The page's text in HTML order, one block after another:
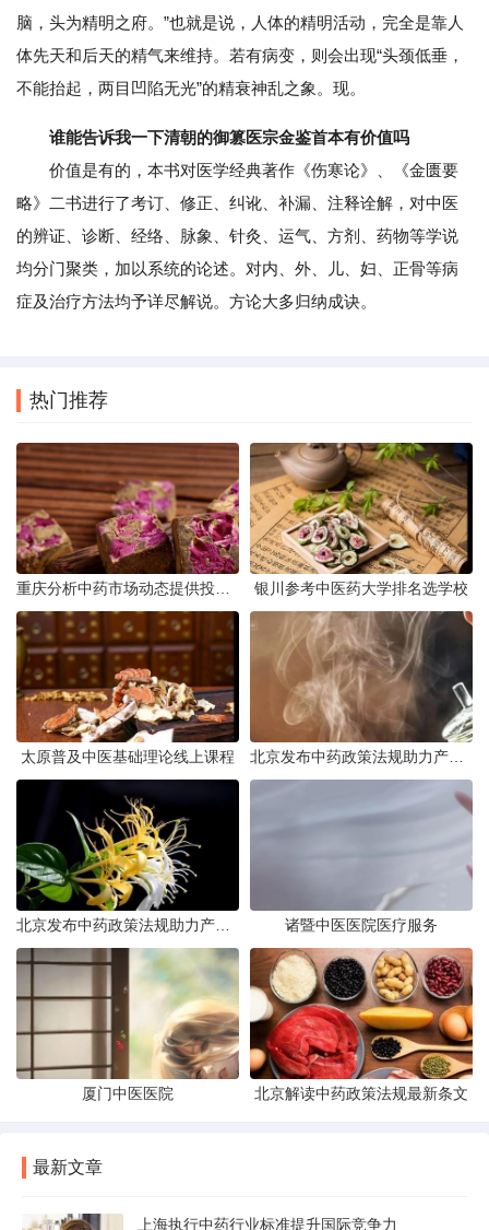
脑，头为精明之府。”也就是说，人体的精明活动，完全是靠人
体先天和后天的精气来维持。若有病变，则会出现“头颈低垂，
不能抬起，两目凹陷无光”的精衰神乱之象。现。
谁能告诉我一下清朝的御篡医宗金鉴首本有价值吗
价值是有的，本书对医学经典著作《伤寒论》、《金匮要
略》二书进行了考订、修正、纠讹、补漏、注释诠解，对中医
的辨证、诊断、经络、脉象、针灸、运气、方剂、药物等学说
均分门聚类，加以系统的论述。对内、外、儿、妇、正骨等病
症及治疗方法均予详尽解说。方论大多归纳成诀。
热门推荐
银川参考中医药大学排名选学校
太原普及中医基础理论线上课程
诸暨中医医院医疗服务
厦门中医医院 北京解读中药政策法规最新条文
最新文章
上海执行中药行业标准提升国际竞争力